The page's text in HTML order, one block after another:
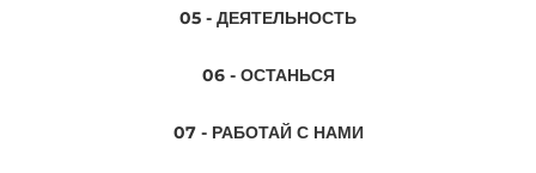
05 - ДЕЯТЕЛЬНОСТЬ
06 - ОСТАНЬСЯ
07 - РАБОТАЙ С НАМИ